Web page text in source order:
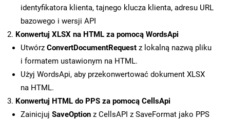
identyfikatora klienta, tajnego klucza klienta, adresu URL
bazowego i wersji API
Konwertuj XLSX na HTML za pomocą WordsApi
Utwórz ConvertDocumentRequest z lokalną nazwą pliku
i formatem ustawionym na HTML.
Użyj WordsApi, aby przekonwertować dokument XLSX
na HTML.
Konwertuj HTML do PPS za pomocą CellsApi
Zainicjuj SaveOption z CellsAPI z SaveFormat jako PPS